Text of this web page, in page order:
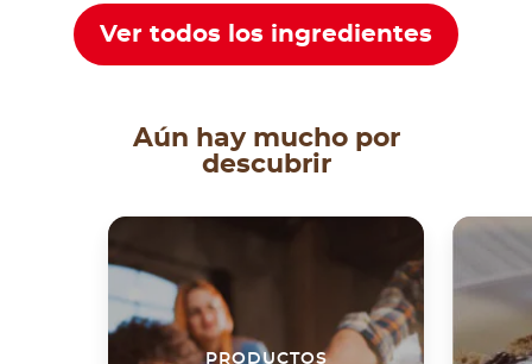
Ver todos los ingredientes
Aún hay mucho por
descubrir
PRODUCTOS